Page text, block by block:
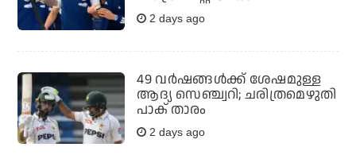
2 days ago
49 വര്‍ഷങ്ങള്‍ക്ക് ശേഷമുള്ള
ആദ്യ സെഞ്ച്വറി; ചരിത്രമെഴുതി
പാക് താരം
2 days ago